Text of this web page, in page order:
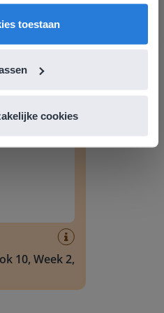
toestaan
cookies
10, Week 2,
Vlaanderen